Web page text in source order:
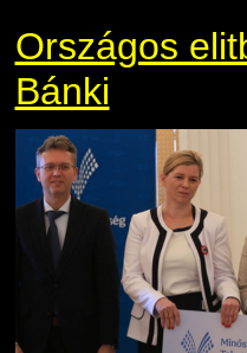
Országos
Bánki